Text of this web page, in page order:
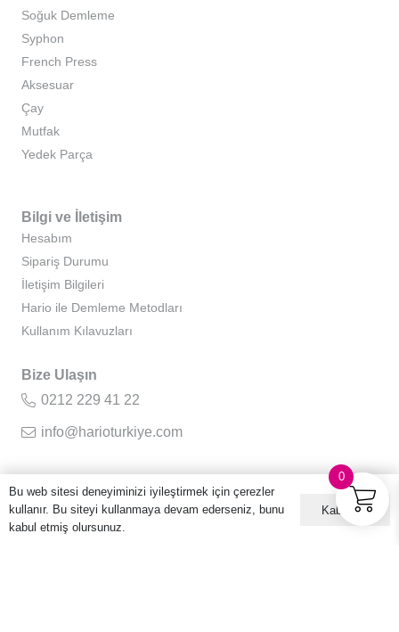
Soğuk Demleme
Syphon
French Press
Aksesuar
Çay
Mutfak
Yedek Parça
Bilgi ve İletişim
Hesabım
Sipariş Durumu
İletişim Bilgileri
Hario ile Demleme Metodları
Kullanım Kılavuzları
Bize Ulaşın
0212 229 41 22
info@harioturkiye.com
Kurumsal
Hakkımızda
0
Bu web sitesi deneyiminizi iyileştirmek için çerezler
kullanır. Bu siteyi kullanmaya devam ederseniz, bunu
kabul etmiş olursunuz.
Kabul ET